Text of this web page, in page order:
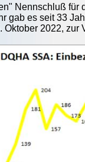
Nennschluß für
gab es seit 33
Oktober 2022, zur